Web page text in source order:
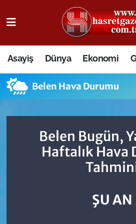
Asayiş Dünya Ekonomi
Belen Hava Durumu
Belen Bugün,
Haftalık Hava
ŞU AN
Osmaniye Nöbetçi
Osmaniye Hava Durumu
Osmaniye Trafik Yoğunluk
Süper Lig Puan Durumu
Tüm Manşetler
Son Dakika Haberleri